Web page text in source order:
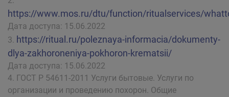
https://www.mos.ru/dtu/function/ritualservices/
Дата доступа: 15.06.2022
https://ritual.ru/poleznaya-informacia/dokumenty-
dlya-zakhoroneniya-pokhoron-krematsii/
Дата доступа: 15.06.2022
ГОСТ Р 54611-2011 Услуги бытовые. Услуги по
организации и проведению похорон. Общие